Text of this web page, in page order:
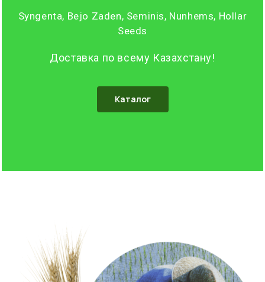
Syngenta, Bejo Zaden, Seminis, Nunhems, Hollar
Seeds
Доставка по всему Казахстану!
Каталог